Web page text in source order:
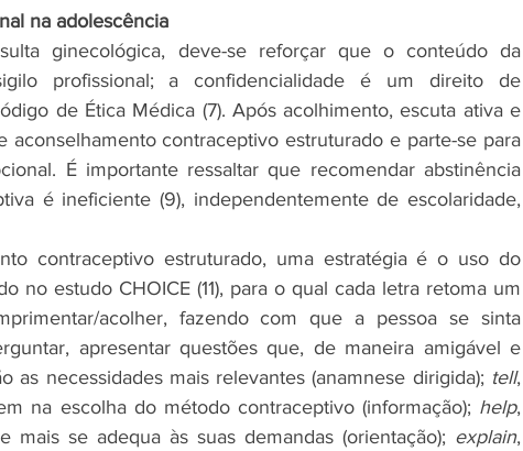
na adolescência
ginecológica, deve-se reforçar que o conteúdo da
profissional; a confidencialidade é um direito de
de Ética Médica (7). Após acolhimento, escuta ativa e
aconselhamento contraceptivo estruturado e parte-se para
É importante ressaltar que recomendar abstinência
é ineficiente (9), independentemente de escolaridade,
contraceptivo estruturado, uma estratégia é o uso do
no estudo CHOICE (11), para o qual cada letra retoma um
acolher, fazendo com que a pessoa se sinta
apresentar questões que, de maneira amigável e
as necessidades mais relevantes (anamnese dirigida); tell,
na escolha do método contraceptivo (informação); help,
mais se adequa às suas demandas (orientação); explain,